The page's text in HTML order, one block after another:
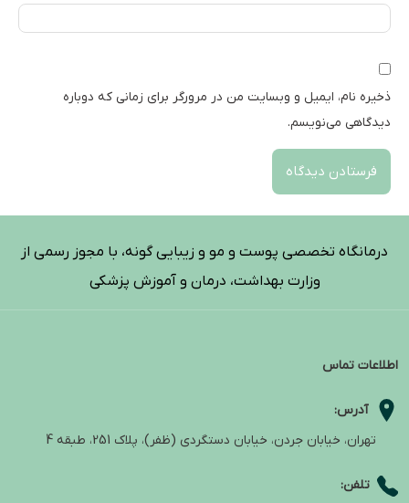
ذخیره نام، ایمیل و وبسایت من در مرورگر برای زمانی که دوباره
دیدگاهی می‌نویسم.
درمانگاه تخصصی پوست و مو و زیبایی گونه، با مجوز رسمی از
وزارت بهداشت، درمان و آموزش پزشکی
اطلاعات تماس
آدرس:
تهران، خیابان جردن، خیابان دستگردی (ظفر)، پلاک 251، طبقه 4
تلفن: